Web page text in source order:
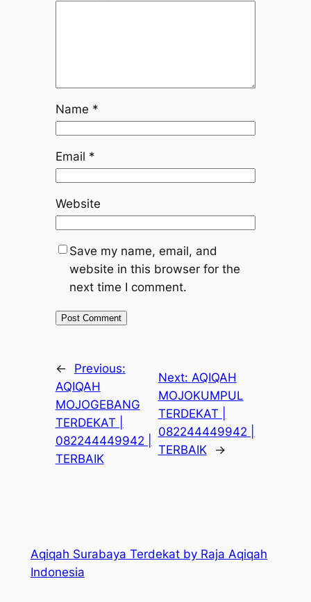
Name *
Email *
Website
Save my name, email, and
website in this browser for the
next time I comment.
←
Previous:
AQIQAH
MOJOGEBANG
TERDEKAT |
082244449942 |
TERBAIK
Next: AQIQAH
MOJOKUMPUL
TERDEKAT |
082244449942 |
TERBAIK
→
Aqiqah Surabaya Terdekat by Raja Aqiqah
Indonesia